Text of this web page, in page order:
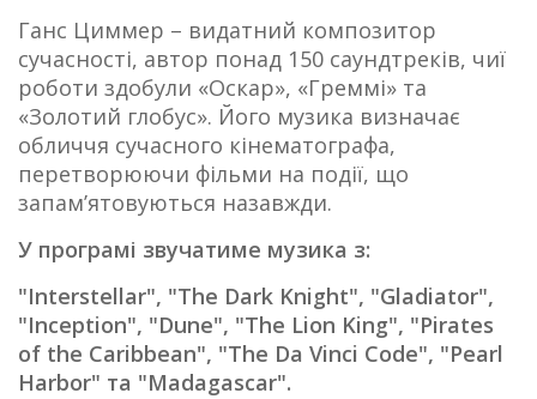
Ганс Циммер – видатний композитор
сучасності, автор понад 150 саундтреків, чиї
роботи здобули «Оскар», «Греммі» та
«Золотий глобус». Його музика визначає
обличчя сучасного кінематографа,
перетворюючи фільми на події, що
запам’ятовуються назавжди.
У програмі звучатиме музика з:
"Interstellar", "The Dark Knight", "Gladiator",
"Inception", "Dune", "The Lion King", "Pirates
of the Caribbean", "The Da Vinci Code", "Pearl
Harbor" та "Madagascar".